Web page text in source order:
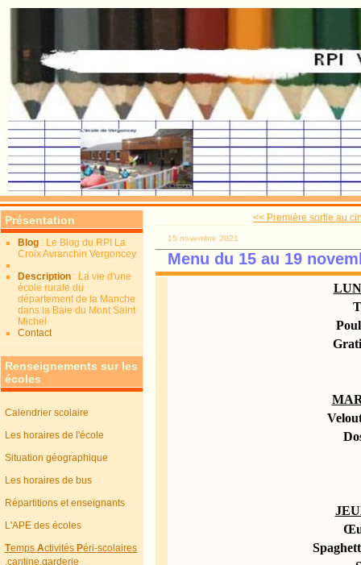
Présentation
Blog : Le Blog du RPI La
Croix Avranchin Vergoncey
Description : La vie d'une
école rurale du
département de la Manche
dans la Baie du Mont Saint
Michel
Contact
Renseignements sur les
écoles
Calendrier scolaire
Les horaires de l'école
Situation géographique
Les horaires de bus
Répartitions et enseignants
L'APE des écoles
TempsActivitésPéri-scolaires
,cantine,garderie
<< Première sortie au
15 novembre 2021
Menu du 15 au 19